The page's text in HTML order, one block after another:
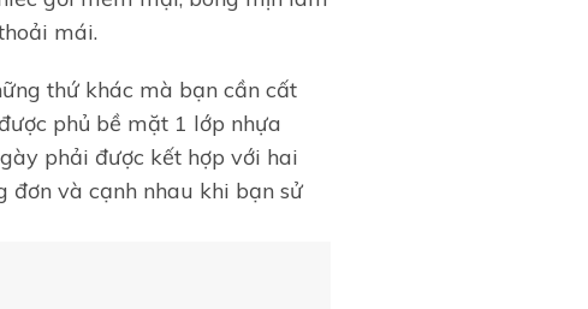
mái.
thứ khác mà bạn cần cất
phủ bề mặt 1 lớp nhựa
phải được kết hợp với hai
đơn và cạnh nhau khi bạn sử